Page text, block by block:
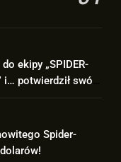
MAN: BRAND
swój
ekipy „SPIDER-
i… potwierdził swój
Spider-
do obsady
nowy Scott
list do